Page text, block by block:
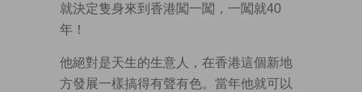
就決定隻身來到香港闖一闖，一闖就40
年！
他絕對是天生的生意人，在香港這個新地
方發展一樣搞得有聲有色。當年他就可以